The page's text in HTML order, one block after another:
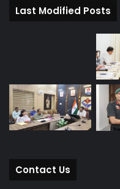
Last Modified Posts
Contact Us